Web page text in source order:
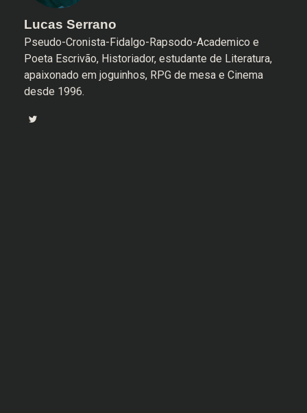
Lucas Serrano
Pseudo-Cronista-Fidalgo-Rapsodo-Academico e
Poeta Escrivão, Historiador, estudante de Literatura,
apaixonado em joguinhos, RPG de mesa e Cinema
desde 1996.